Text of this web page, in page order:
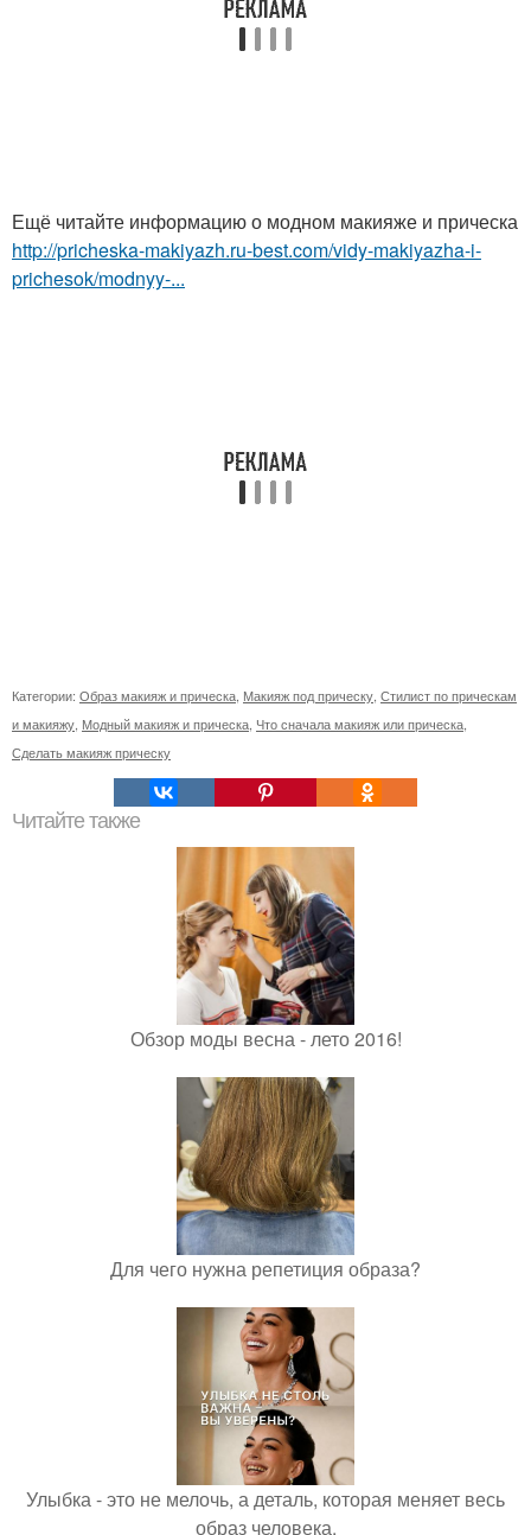
Ещё читайте информацию о модном макияже и прическа
http://pricheska-makiyazh.ru-best.com/vidy-makiyazha-i-
prichesok/modnyy-...
Категории: Образ макияж и прическа Макияж под прическу Стилист по прическам
и макияжу Модный макияж и прическа Что сначала макияж или прическа
Сделать макияж прическу
Читайте также
Обзор моды весна - лето 2016!
Для чего нужна репетиция образа?
Улыбка - это не мелочь, а деталь, которая меняет весь
образ человека.